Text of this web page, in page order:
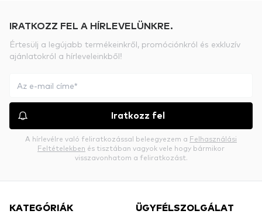
IRATKOZZ FEL A HÍRLEVELÜNKRE.
Értesülj a legújabb termékeinkről, promóciónkról és exkluzív
ajánlatokról a hírleveleinkből!
Iratkozz fel
A hírlevélre való feliratkozással beleegyezem a Felhasználási
Feltételekben és tisztában vagyok vele hogy bármikor
visszavonhatom a feliratkozást.
KATEGÓRIÁK ÜGYFÉLSZOLGÁLAT